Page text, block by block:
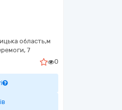
область,м
7
0